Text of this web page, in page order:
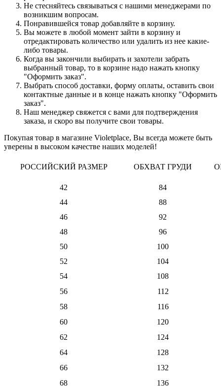
Не стесняйтесь связываться с нашими менеджерами по
возникшим вопросам.
Понравившейся товар добавляйте в корзину.
Вы можете в любой момент зайти в корзину и
отредактировать количество или удалить из нее какие-
либо товары.
Когда вы закончили выбирать и захотели забрать
выбранный товар, то в корзине надо нажать кнопку
"Оформить заказ".
Выбрать способ доставки, форму оплаты, оставить свои
контактные данные и в конце нажать кнопку "Оформить
заказ".
Наш менеджер свяжется с вами для подтверждения
заказа, и скоро вы получите свои товары.
Покупая товар в магазине Violetplace, Вы всегда можете быть
уверены в высоком качестве наших моделей!
РОССИЙСКИЙ РАЗМЕР ОБХВАТ ГРУДИ
42
84
44
88
46
92
48
96
50
100
52
104
54
108
56
112
58
116
60
120
62
124
64
128
66
132
68
136